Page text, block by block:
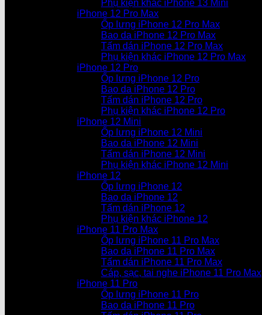
Phụ kiện khác iPhone 13 Mini
iPhone 12 Pro Max
Ốp lưng iPhone 12 Pro Max
Bao da iPhone 12 Pro Max
Tấm dán iPhone 12 Pro Max
Phụ kiện khác iPhone 12 Pro Max
iPhone 12 Pro
Ốp lưng iPhone 12 Pro
Bao da iPhone 12 Pro
Tấm dán iPhone 12 Pro
Phụ kiện khác iPhone 12 Pro
iPhone 12 Mini
Ốp lưng iPhone 12 Mini
Bao da iPhone 12 Mini
Tấm dán iPhone 12 Mini
Phụ kiện khác iPhone 12 Mini
iPhone 12
Ốp lưng iPhone 12
Bao da iPhone 12
Tấm dán iPhone 12
Phụ kiện khác iPhone 12
iPhone 11 Pro Max
Ốp lưng iPhone 11 Pro Max
Bao da iPhone 11 Pro Max
Tấm dán iPhone 11 Pro Max
Cáp, sạc, tai nghe iPhone 11 Pro Max
iPhone 11 Pro
Ốp lưng iPhone 11 Pro
Bao da iPhone 11 Pro